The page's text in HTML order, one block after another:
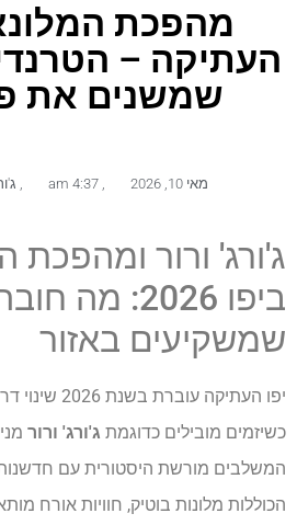
מהפכת
העתיקה –
שמשנים את
מאי 10, 2026 4:37 am
ג'ורג' ורור ומהפכת
ביפו 2026:
שמשקיעים באזור
יפו העתיקה
כשיזמים מובילים כדוגמת ג'ורג' ורור
המשלבים מורשת היסטורית עם
הכוללות מלונות בוטיק, חוויות אורח